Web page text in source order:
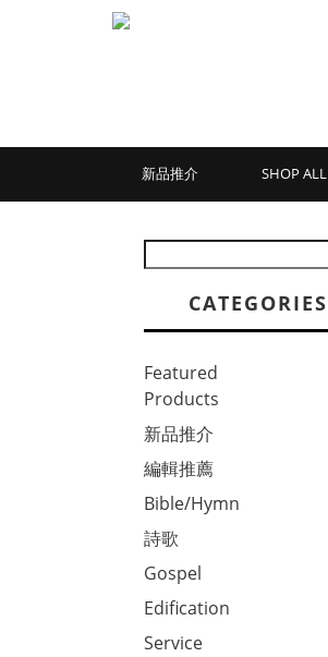
新品推介 SHOP ALL
CATEGORIES
Featured
Products
新品推介
編輯推薦
Bible/Hymn
詩歌
Gospel
Edification
Service